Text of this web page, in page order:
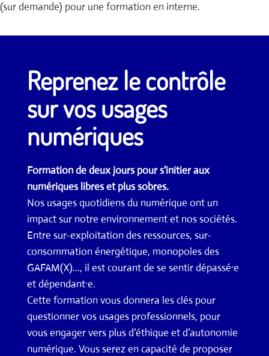
(sur demande) pour une formation en interne.
Reprenez le contrôle
sur vos usages
numériques
Formation de deux jours pour s'initier aux
numériques libres et plus sobres.
Nos usages quotidiens du numérique ont un
impact sur notre environnement et nos sociétés.
Entre sur-exploitation des ressources, sur-
consommation énergétique, monopoles des
GAFAM(X)..., il est courant de se sentir dépassé·e
et dépendant·e.
Cette formation vous donnera les clés pour
questionner vos usages professionnels, pour
vous engager vers plus d’éthique et d’autonomie
numérique. Vous serez en capacité de proposer